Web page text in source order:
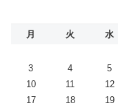
月 火 水
3
4 5
10
11 12
17
18 19